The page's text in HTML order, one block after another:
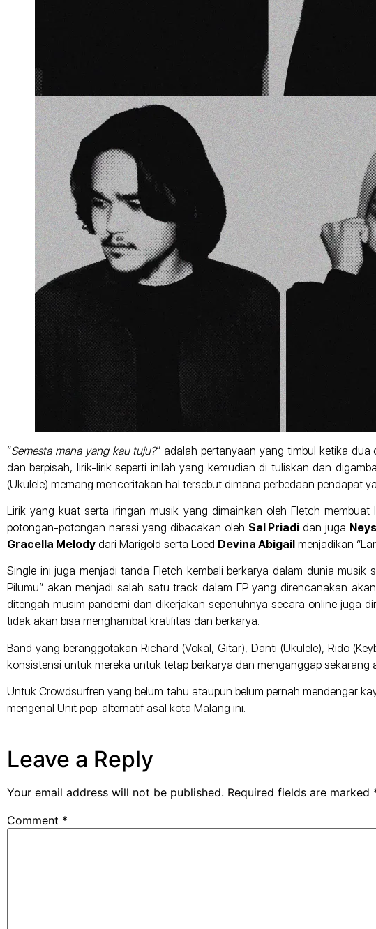
“Semesta mana yang kau tuju?” adalah pertanyaan yang timbul ketika
dan berpisah, lirik-lirik seperti inilah yang kemudian di tuliskan dan
(Ukulele) memang menceritakan hal tersebut dimana perbedaan pendapat
Lirik yang kuat serta iringan musik yang dimainkan oleh Fletch
potongan-potongan narasi yang dibacakan oleh Sal Priadi dan juga
Gracella Melody dari Marigold serta Loed Devina Abigail menjadikan
Single ini juga menjadi tanda Fletch kembali berkarya dalam dunia musik
Pilumu” akan menjadi salah satu track dalam EP yang direncanakan
ditengah musim pandemi dan dikerjakan sepenuhnya secara online juga
tidak akan bisa menghambat kratifitas dan berkarya.
Band yang beranggotakan Richard (Vokal, Gitar), Danti (Ukulele), Rido
konsistensi untuk mereka untuk tetap berkarya dan menganggap
Untuk Crowdsurfren yang belum tahu ataupun belum pernah mendengar
mengenal Unit pop-alternatif asal kota Malang ini.
Leave a Reply
Your email address will not be published. Required fields are marked
Comment *